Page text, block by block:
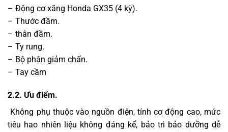
– Động cơ xăng Honda GX35 (4 kỳ).
– Thước đầm.
– thân đầm.
– Ty rung.
– Bộ phận giảm chấn.
– Tay cầm
2.2. Ưu điểm.
Không phụ thuộc vào nguồn điện, tính cơ động cao, mức
tiêu hao nhiên liệu không đáng kể, bảo trì bảo dưỡng dễ